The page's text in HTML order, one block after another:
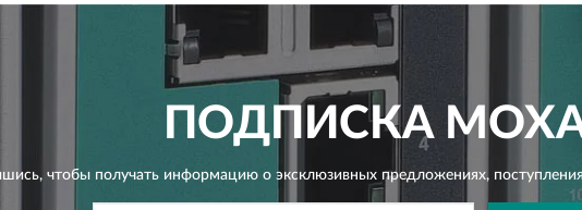
ПОДПИСКА
чтобы получать информацию о эксклюзивных предложениях,